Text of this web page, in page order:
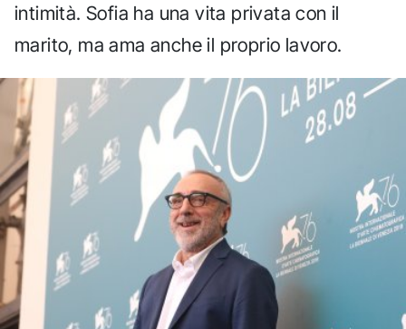
intimità. Sofia ha una vita privata con il
marito, ma ama anche il proprio lavoro.